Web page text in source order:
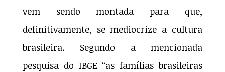
vem sendo montada para que,
definitivamente, se mediocrize a cultura
brasileira. Segundo a mencionada
pesquisa do IBGE “as famílias brasileiras